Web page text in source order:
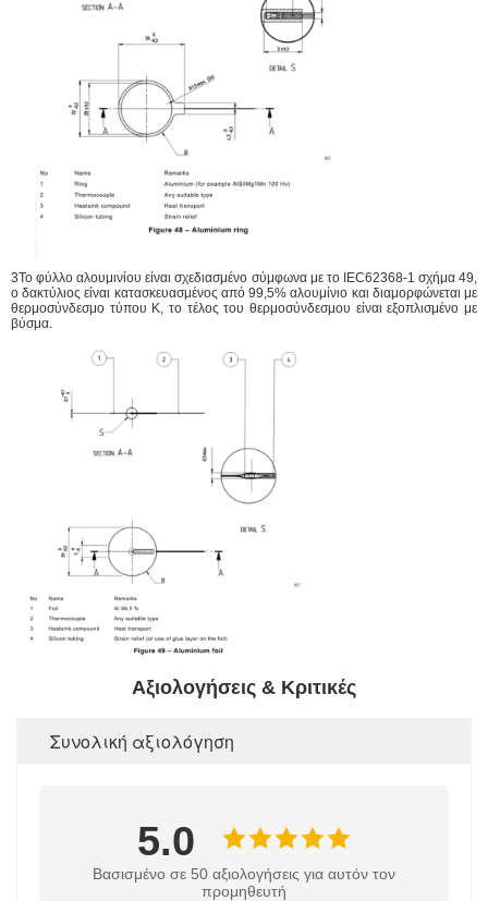
3Το φύλλο αλουμινίου είναι σχεδιασμένο σύμφωνα με το IEC62368-1 σχήμα 49,
ο δακτύλιος είναι κατασκευασμένος από 99,5% αλουμίνιο και διαμορφώνεται με
θερμοσύνδεσμο τύπου K, το τέλος του θερμοσύνδεσμου είναι εξοπλισμένο με
βύσμα.
Αξιολογήσεις & Κριτικές
Συνολική αξιολόγηση
5.0
Βασισμένο σε 50 αξιολογήσεις για αυτόν τον
προμηθευτή